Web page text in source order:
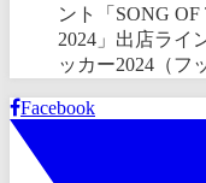
ント「SONG
2024」出店ライ
ッカー2024（フ
Facebook